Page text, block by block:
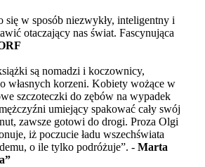
się w sposób niezwykły, inteligentny i
otaczający nas świat. Fascynująca
są nomadzi i koczownicy,
własnych korzeni. Kobiety wożące w
szczoteczki do zębów na wypadek
umiejący spakować cały swój
zawsze gotowi do drogi. Proza Olgi
iż poczucie ładu wszechświata
o ile tylko podróżuje”. - Marta